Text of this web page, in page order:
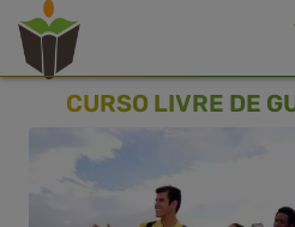
CURSO LIVRE DE